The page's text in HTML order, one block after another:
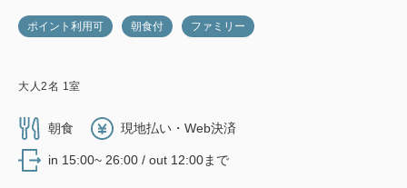
ポイント利用可 朝食付 ファミリー
大人 2名 1 室
朝食 現地払い・Web決済
in 15:00~ 26:00 / out 12:00まで